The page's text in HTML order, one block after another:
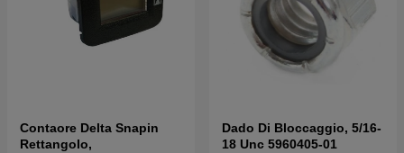
Contaore Delta Snapin
Rettangolo,
Dado Di Bloccaggio, 5/16-
18 Unc 5960405-01